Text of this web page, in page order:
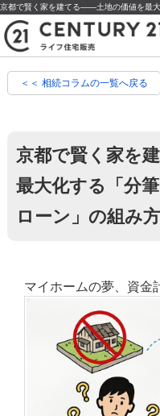
＜＜ 相続コラムの一覧へ戻る
京都で賢く家を
最大化する「分
ローン」の組み方
マイホームの夢、資金